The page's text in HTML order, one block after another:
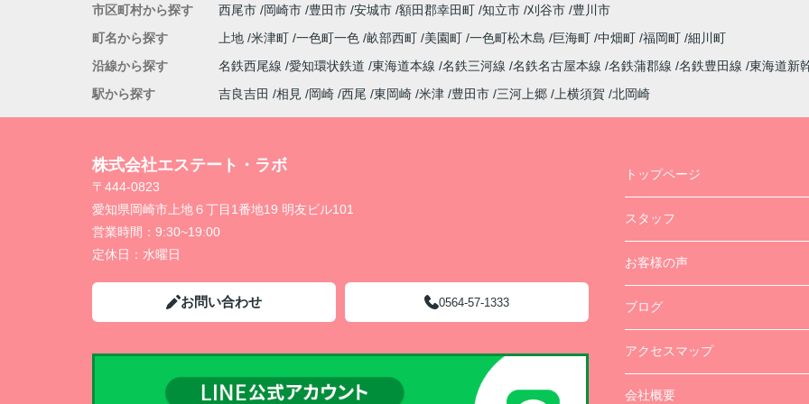
市区町村から探す 西尾市 岡崎市 豊田市 安城市 額田郡幸田町 知立市 刈谷市 豊川市
町名から探す
上地 米津町 一色町一色 畝部西町 美園町 一色町松木島 巨海町 中畑町 福岡町 細川町
沿線から探す
名鉄西尾線 愛知環状鉄道 東海道本線 名鉄三河線 名鉄名古屋本線 名鉄蒲郡線 名鉄豊田線 東海道新
駅から探す
吉良吉田 相見 岡崎 西尾 東岡崎 米津 豊田市 三河上郷 上横須賀 北岡崎
株式会社エステート・ラボ
〒444-0823
愛知県岡崎市上地６丁目1番地19 明友ビル101
営業時間： 9:30~19:00
定休日： 水曜日
お問い合わせ 0564-57-1333
トップページ
スタッフ
お客様の声
ブログ
アクセスマップ
会社概要